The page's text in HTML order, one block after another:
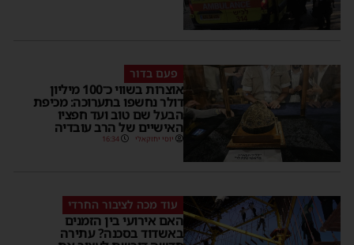
פעם בדור
אוצרות בשווי כ־100 מיליון
דולר נחשפו בתערוכה: מכיפת
הבעל שם טוב ועד חפציו
האישיים של הרב עובדיה
יוסי יחזקאלי 16:34
עוד מכה לציבור החרדי
האם אירועי בין הזמנים
באשדוד בסכנה? עתירה